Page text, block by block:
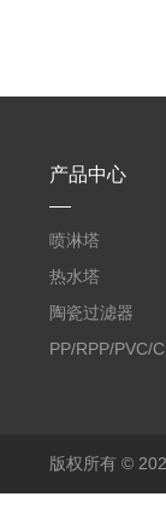
产品中心
喷淋塔
热水塔
陶瓷过滤器
PP/RPP/PVC/
版权所有 ©